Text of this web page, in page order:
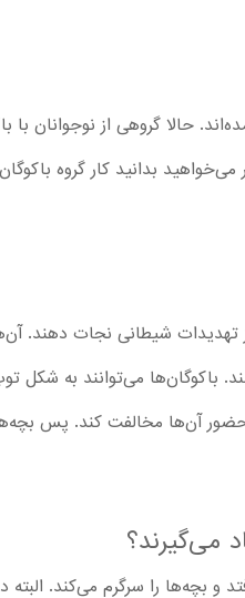
حالا گروهی از نوجوانان
بدانید کار گروه
تهدیدات شیطانی نجات دهند.
می‌توانند به شکل
آن‌ها مخالفت کند. پس
را سرگرم می‌کند. البته